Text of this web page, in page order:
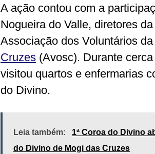
A ação contou com a
Nogueira do Valle, diretores
Associação dos Voluntários da
Cruzes (Avosc). Durante
visitou quartos e enfermarias
do Divino.
Leia também:
1ª Coroa do Divino
do Divino de Mogi das Cruzes